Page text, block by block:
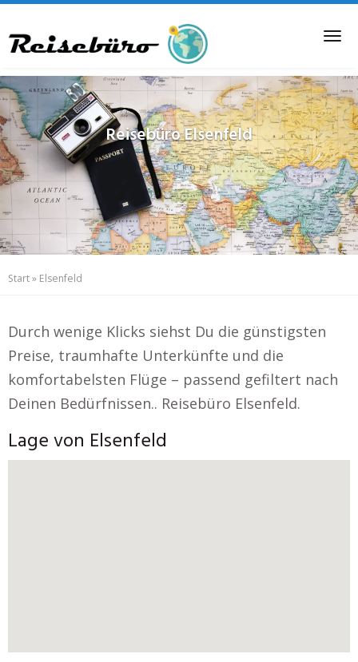
to
main
content
ReisebüroElsenfeld
Start» Elsenfeld
Durch wenige Klicks siehst Du die günstigsten
Preise, traumhafte Unterkünfte und die
komfortabelsten Flüge – passend gefiltert nach
Deinen Bedürfnissen.. Reisebüro Elsenfeld.
Lage von Elsenfeld